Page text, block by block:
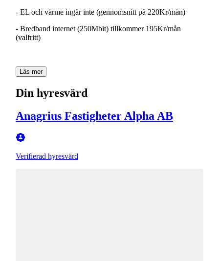
- EL och värme ingårinte (gennomsnitt på 220Kr/mån)
- Bredband internet (250Mbit) tillkommer195Kr/mån
(valfritt)
Läs mer
Din hyresvärd
Anagrius Fastigheter Alpha AB
Verifierad hyresvärd